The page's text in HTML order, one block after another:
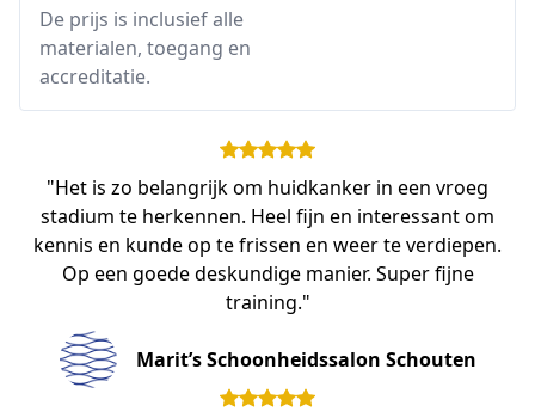
De prijs is inclusief alle
materialen, toegang en
accreditatie.
"Het is zo belangrijk om huidkanker in een vroeg
stadium te herkennen. Heel fijn en interessant om
kennis en kunde op te frissen en weer te verdiepen.
Op een goede deskundige manier. Super fijne
training."
Marit’s Schoonheidssalon Schouten